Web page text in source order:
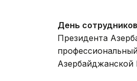
День
Президента
Азербайджанской